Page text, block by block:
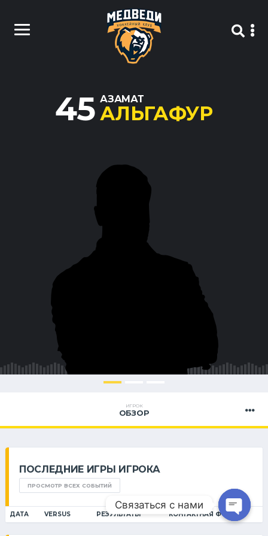
45 АЗАМАТ
АЛЬГАФУР
ИГРОК
ОБЗОР
ПОСЛЕДНИЕ ИГРЫ ИГРОКА
ПРОСМОТР ВСЕХ СОБЫТИЙ
ДАТА VERSUS РЕЗУЛЬТАТЫ КОНТАКТНАЯ ФОРМА 1
Связаться с нами